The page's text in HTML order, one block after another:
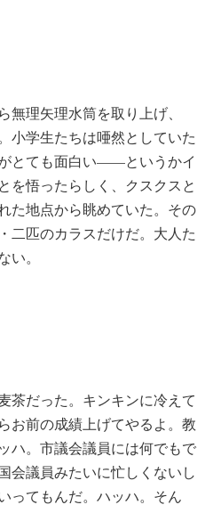
理矢理水筒を取り上げ、
小学生たちは唖然としていた
とても面白い——というかイ
悟ったらしく、クスクスと
た地点から眺めていた。その
二匹のカラスだけだ。大人た
い。
茶だった。キンキンに冷えて
お前の成績上げてやるよ。教
ハ。市議会議員には何でもで
議員みたいに忙しくないし
ってもんだ。ハッハ。そん